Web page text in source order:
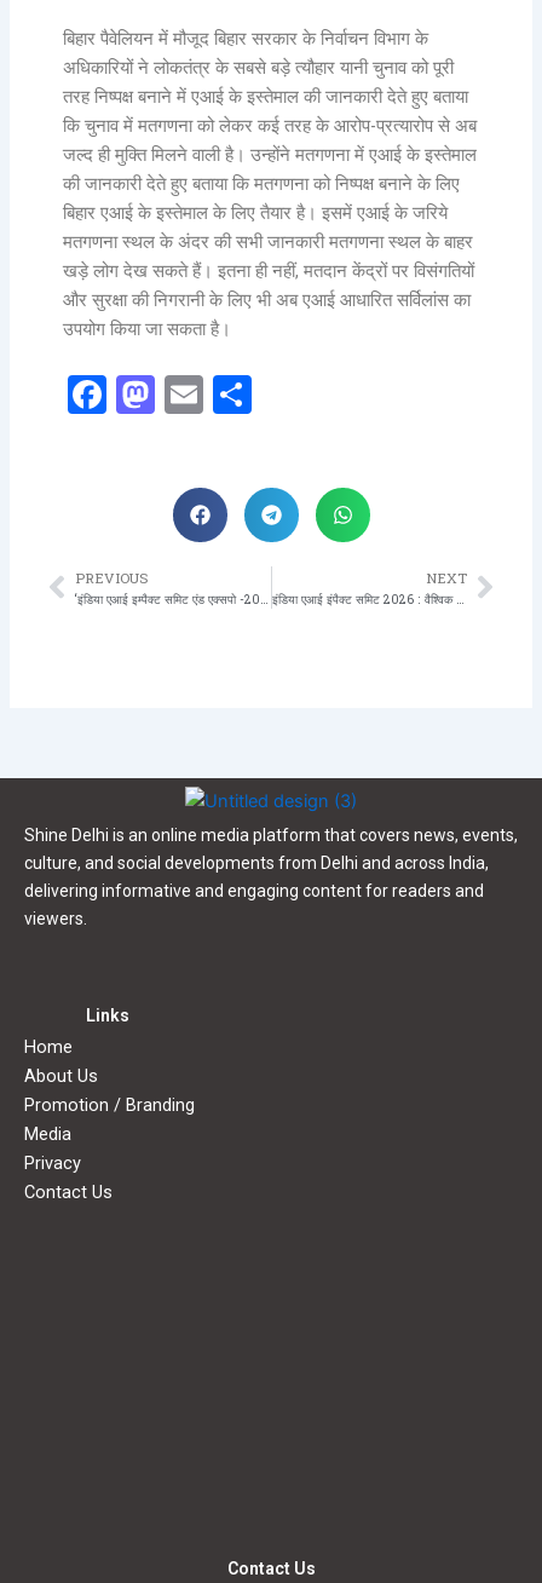
बिहार पैवेलियन में मौजूद बिहार सरकार के निर्वाचन विभाग के
अधिकारियों ने लोकतंत्र के सबसे बड़े त्यौहार यानी चुनाव को पूरी
तरह निष्पक्ष बनाने में एआई के इस्तेमाल की जानकारी देते हुए बताया
कि चुनाव में मतगणना को लेकर कई तरह के आरोप-प्रत्यारोप से अब
जल्द ही मुक्ति मिलने वाली है। उन्होंने मतगणना में एआई के इस्तेमाल
की जानकारी देते हुए बताया कि मतगणना को निष्पक्ष बनाने के लिए
बिहार एआई के इस्तेमाल के लिए तैयार है। इसमें एआई के जरिये
मतगणना स्थल के अंदर की सभी जानकारी मतगणना स्थल के बाहर
खड़े लोग देख सकते हैं। इतना ही नहीं, मतदान केंद्रों पर विसंगतियों
और सुरक्षा की निगरानी के लिए भी अब एआई आधारित सर्विलांस का
उपयोग किया जा सकता है।
Facebook
Mastodon
Email
Prev
PREVIOUS
‘इंडिया एआई इम्पैक्ट समिट एंड एक्सपो -2026’ : पूर्वोत्तर भारत में आईटी हब के रूप में विकसित होगा बिहार
NEXT
इंडिया एआई इंपैक्ट समिट 2026 : वैश्विक सहयोग की नई दिशा
Shine Delhi is an online media platform that covers news, events,
culture, and social developments from Delhi and across India,
delivering informative and engaging content for readers and
viewers.
Links
Home
About Us
Promotion / Branding
Media
Privacy
Contact Us
Contact Us